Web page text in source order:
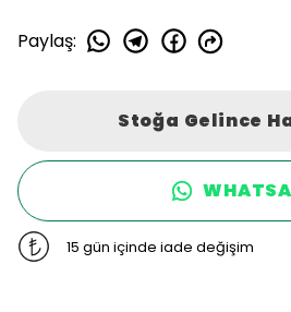
Paylaş:
Stoğa Gelince
15 gün içinde iade değişim